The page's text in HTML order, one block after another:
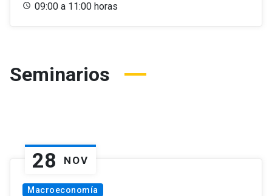
09:00 a 11:00 horas
Seminarios
28 NOV
Macroeconomía